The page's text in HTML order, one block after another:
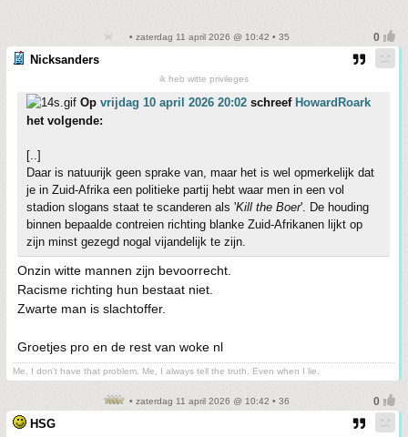
• zaterdag 11 april 2026 @ 10:42 • 35
Nicksanders
ik heb witte privileges
Op vrijdag 10 april 2026 20:02 schreef HowardRoark
het volgende:
[..]
Daar is natuurijk geen sprake van, maar het is wel opmerkelijk dat
je in Zuid-Afrika een politieke partij hebt waar men in een vol
stadion slogans staat te scanderen als 'Kill the Boer'. De houding
binnen bepaalde contreien richting blanke Zuid-Afrikanen lijkt op
zijn minst gezegd nogal vijandelijk te zijn.
Onzin witte mannen zijn bevoorrecht.
Racisme richting hun bestaat niet.
Zwarte man is slachtoffer.
Groetjes pro en de rest van woke nl
Me, I don't have that problem. Me, I always tell the truth. Even when I lie.
• zaterdag 11 april 2026 @ 10:42 • 36
HSG